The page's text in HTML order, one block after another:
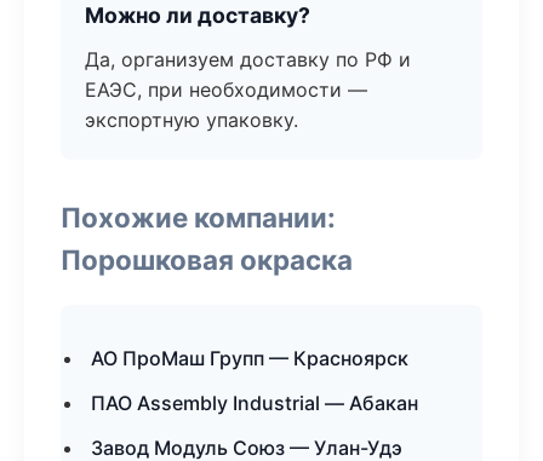
Можно ли доставку?
Да, организуем доставку по РФ и
ЕАЭС, при необходимости —
экспортную упаковку.
Похожие компании:
Порошковая окраска
АО ПроМаш Групп — Красноярск
ПАО Assembly Industrial — Абакан
Завод Модуль Союз — Улан-Удэ